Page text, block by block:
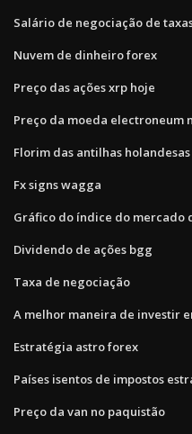
Salário de negociação de
Nuvem de dinheiro forex
Preço das ações xrp hoje
Preço da moeda electroneum
Florim das antilhas
Fx signs wagga
Gráfico do índice do mercado
Dividendo de ações bgg
Taxa de negociação
A melhor maneira de investir
Estratégia astro forex
Países isentos de impostos
Preço da van no paquistão